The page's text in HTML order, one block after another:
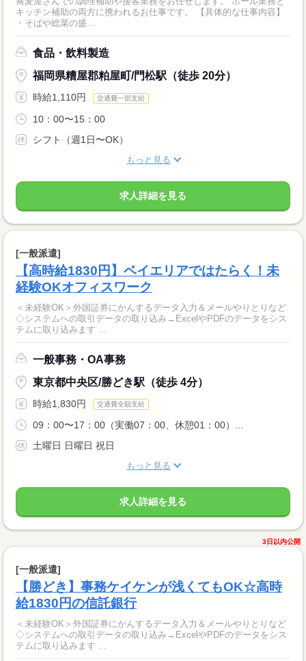
キッチン補助の両方に携われるお仕事です。 【具体的な仕事内容】
・そばや総菜の盛...
食品・飲料製造
福岡県糟屋郡粕屋町/門松駅（徒歩 20分）
時給1,110円 交通費一部支給
10：00〜15：00
シフト（週1日〜OK）
もっと見る
求人詳細を見る
[一般派遣]
【高時給1830円】ベイエリアではたらく！未
経験OKオフィスワーク
＜未経験OK＞外国証券にかんするデータ入力＆メールやりとりなど
◇システムへの取引データの取り込み→ExcelやPDFのデータをシス
テムに取り込みます ...
一般事務・OA事務
東京都中央区/勝どき駅（徒歩 4分）
時給1,830円 交通費全額支給
09：00〜17：00（実働07：00、休憩01：00）...
土曜日 日曜日 祝日
もっと見る
求人詳細を見る
3日以内公開
[一般派遣]
【勝どき】事務ケイケンが浅くてもOK☆高時
給1830円の信託銀行
＜未経験OK＞外国証券にかんするデータ入力＆メールやりとりなど
◇システムへの取引データの取り込み→ExcelやPDFのデータをシス
テムに取り込みます ...